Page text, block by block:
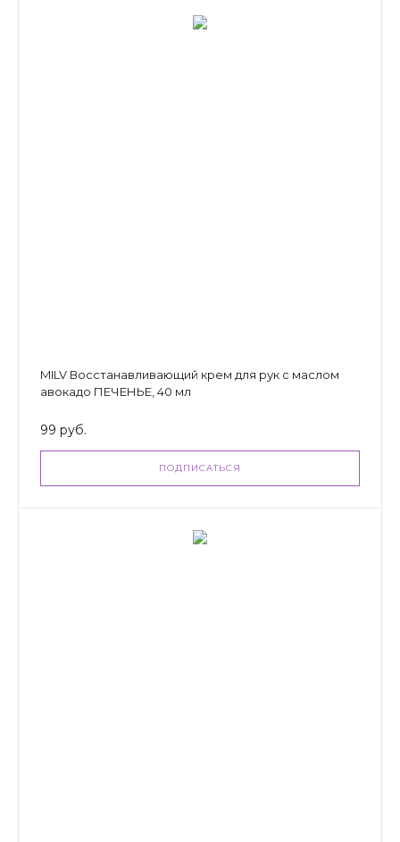
MILV Восстанавливающий крем для рук с маслом
авокадо ПЕЧЕНЬЕ, 40 мл
99 руб.
ПОДПИСАТЬСЯ